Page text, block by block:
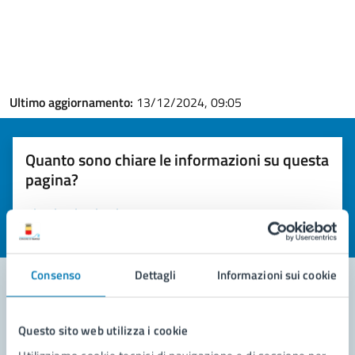
Consenso Dettagli Informazioni sui cookie
Questo sito web utilizza i cookie
Ultimo aggiornamento: 13/12/2024, 09:05
Quanto sono chiare le informazioni su questa
pagina?
Valuta la chiarezza delle informazioni (da 1 a 5 stelle)
Seleziona il numero di stelle per valutare la chiarezza delle
Valuta 1 stelle su 5
Contatta il comune